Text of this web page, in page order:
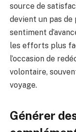
source de
devient un pas de
sentiment
les efforts plus
l’occasion de
volontaire,
voyage.
Générer